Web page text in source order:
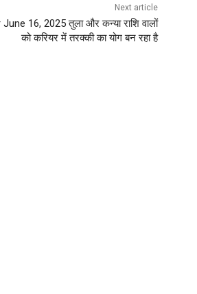
Next article
16, 2025 तुला और कन्या राशि वालों
को करियर में तरक्की का योग बन रहा है